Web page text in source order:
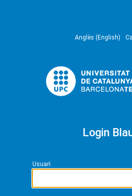
Anglès (English)
Login
Usuari